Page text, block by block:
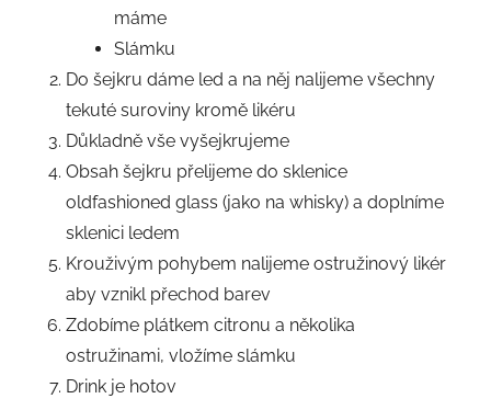
máme
Slámku
Do šejkru dáme led a na něj nalijeme všechny
tekuté suroviny kromě likéru
Důkladně vše vyšejkrujeme
Obsah šejkru přelijeme do sklenice
oldfashioned glass (jako na whisky) a doplníme
sklenici ledem
Krouživým pohybem nalijeme ostružinový likér
aby vznikl přechod barev
Zdobíme plátkem citronu a několika
ostružinami, vložíme slámku
Drink je hotov